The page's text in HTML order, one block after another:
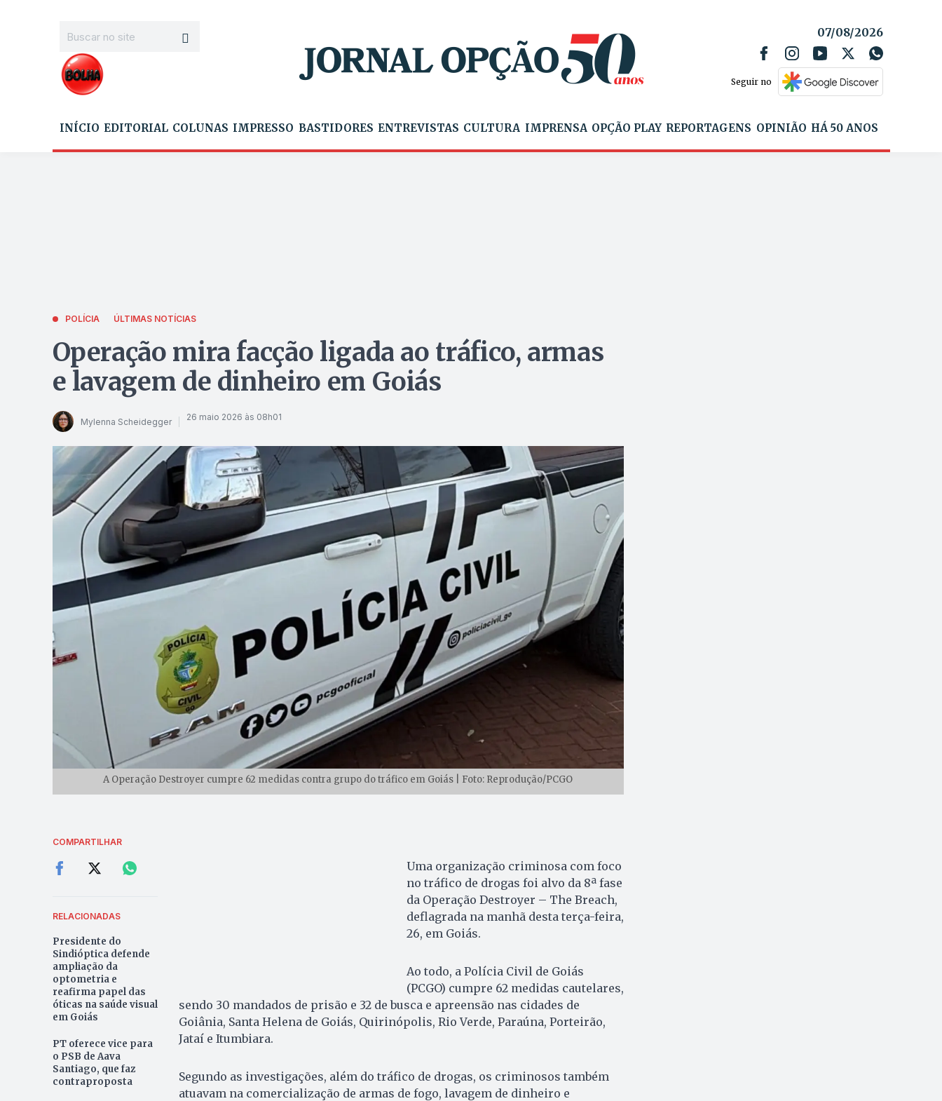
07/08/2026
Seguir no
INÍCIO EDITORIAL COLUNAS IMPRESSO BASTIDORES ENTREVISTAS CULTURA IMPRENSA OPÇÃO PLAY REPORTAGENS OPINIÃO HÁ 50 ANOS
POLÍCIA ÚLTIMAS NOTÍCIAS
Operação mira facção ligada ao tráfico, armas
e lavagem de dinheiro em Goiás
Mylenna Scheidegger 26 maio 2026 às 08h01
A Operação Destroyer cumpre 62 medidas contra grupo do tráfico em Goiás | Foto: Reprodução/PCGO
COMPARTILHAR
RELACIONADAS
Presidente do
Sindióptica defende
ampliação da
optometria e
reafirma papel das
óticas na saúde visual
em Goiás
PT oferece vice para
o PSB de Aava
Santiago, que faz
contraproposta
Uma organização criminosa com foco
no tráfico de drogas foi alvo da 8ª fase
da Operação Destroyer – The Breach,
deflagrada na manhã desta terça-feira,
26, em Goiás.
Ao todo, a Polícia Civil de Goiás
(PCGO) cumpre 62 medidas cautelares,
sendo 30 mandados de prisão e 32 de busca e apreensão nas cidades de
Goiânia, Santa Helena de Goiás, Quirinópolis, Rio Verde, Paraúna, Porteirão,
Jataí e Itumbiara.
Segundo as investigações, além do tráfico de drogas, os criminosos também
atuavam na comercialização de armas de fogo, lavagem de dinheiro e